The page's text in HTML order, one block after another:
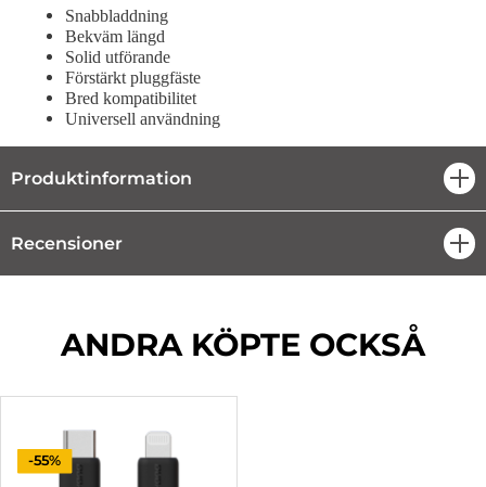
Snabbladdning
Bekväm längd
Solid utförande
Förstärkt pluggfäste
Bred kompatibilitet
Universell användning
Produktinformation
Recensioner
ANDRA KÖPTE OCKSÅ
-55%